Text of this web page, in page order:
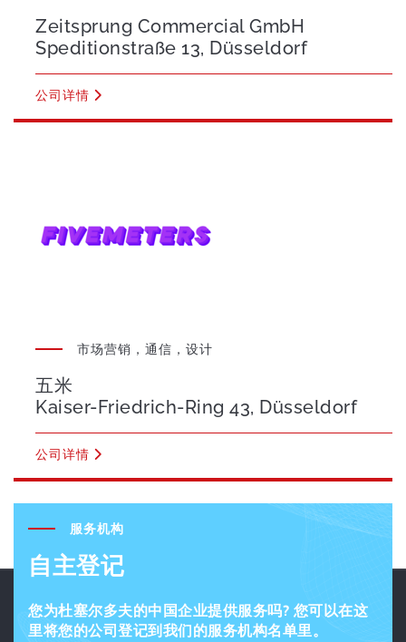
Zeitsprung Commercial GmbH
Speditionstraße 13, Düsseldorf
公司详情
市场营销，通信，设计
五米
Kaiser-Friedrich-Ring 43, Düsseldorf
公司详情
服务机构
自主登记
您为杜塞尔多夫的中国企业提供服务吗? 您可以在这
里将您的公司登记到我们的服务机构名单里。